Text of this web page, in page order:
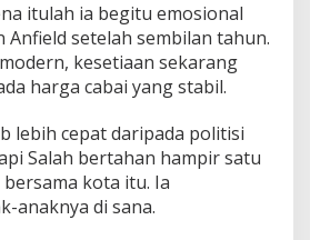
itulah ia begitu emosional
Anfield setelah sembilan tahun.
kesetiaan sekarang
harga cabai yang stabil.
lebih cepat daripada politisi
Salah bertahan hampir satu
kota itu. Ia
anaknya di sana.